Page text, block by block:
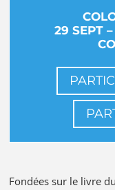
29 SEPT
Fondées sur le livre